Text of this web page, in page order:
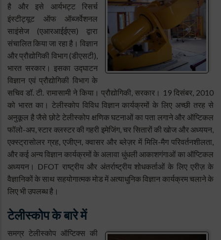
है और इसे आर्यभट्ट रिसर्च
इंस्टीट्यूट ऑफ ऑब्जर्वेशनल
साइंसेज (एआरआईईएस) द्वारा
संचालित किया जा रहा है। विज्ञान
और प्रौद्योगिकी विभाग (डीएसटी),
भारत सरकार। इसका उद्घाटन
विज्ञान एवं प्रौद्योगिकी विभाग के
सचिव डॉ. टी. रामासामी ने किया। प्रौद्योगिकी, सरकार। 19 दिसंबर, 2010
को भारत का। टेलीस्कोप विविध विज्ञान कार्यक्रमों के लिए अच्छी तरह से
अनुकूल है जैसे छोटे टेलीस्कोप क्षणिक घटनाओं का पता लगाने और ऑप्टिकल
फॉलो-अप, स्टार क्लस्टर की गहरी इमेजिंग, चर सितारों की खोज और अध्ययन,
एक्स्ट्रासोलर ग्रह, एजीएन, क्वासर और ब्लेज़र में मिलि-मैग परिवर्तनशीलता,
और कई अन्य विज्ञान कार्यक्रमों के अलावा धुंधली आकाशगंगाओं का ऑप्टिकल
अध्ययन। DFOT राष्ट्रीय और अंतर्राष्ट्रीय शोधकर्ताओं के लिए एरीज़ के
वैज्ञानिकों के साथ सहयोगात्मक मोड में अत्याधुनिक विज्ञान कार्यक्रम चलाने के
लिए भी उपलब्ध है।
टेलीस्कोप के बारे में
समग्र टेलीस्कोप ऑप्टिक्स की